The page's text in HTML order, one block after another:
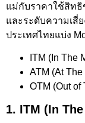
แม่กับราคาใช้สิทธิ
และระดับความเสี่
ประเทศไทยแบ่ง
ITM (In The
ATM (At The
OTM (Out of
1. ITM (In